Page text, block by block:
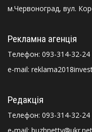
м.Червоноград, вул.
Рекламна агенція
Телефон: 093-314-32-24
e-mail:
Редакція
Телефон: 093-314-32-24